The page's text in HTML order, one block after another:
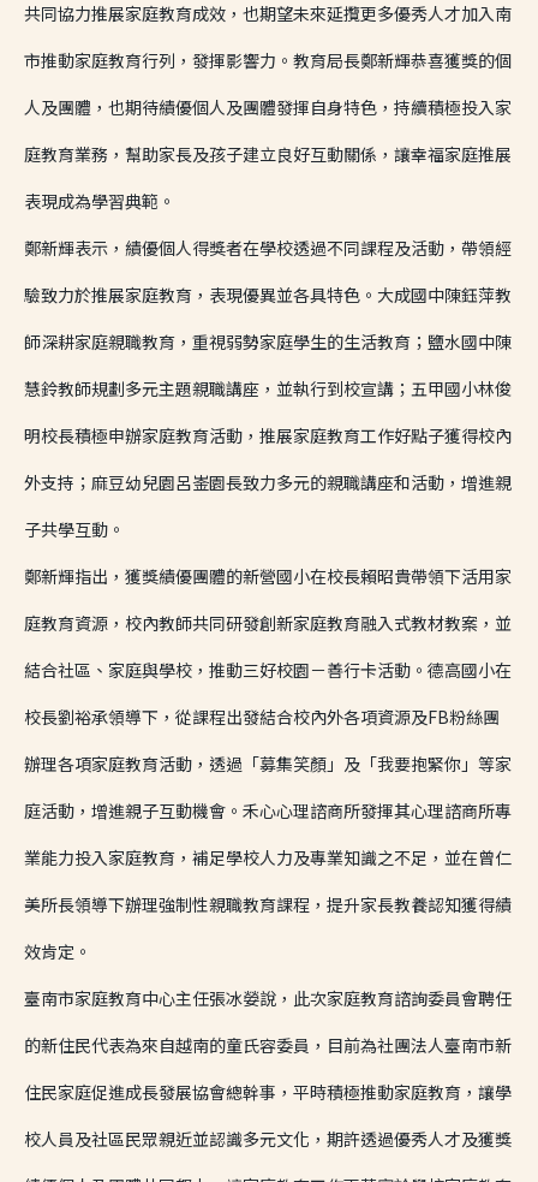
共同協力推展家庭教育成效，也期望未來延攬更多優秀人才加入南
市推動家庭教育行列，發揮影響力。教育局長鄭新輝恭喜獲獎的個
人及團體，也期待績優個人及團體發揮自身特色，持續積極投入家
庭教育業務，幫助家長及孩子建立良好互動關係，讓幸福家庭推展
表現成為學習典範。
鄭新輝表示，績優個人得獎者在學校透過不同課程及活動，帶領經
驗致力於推展家庭教育，表現優異並各具特色。大成國中陳鈺萍教
師深耕家庭親職教育，重視弱勢家庭學生的生活教育；鹽水國中陳
慧鈴教師規劃多元主題親職講座，並執行到校宣講；五甲國小林俊
明校長積極申辦家庭教育活動，推展家庭教育工作好點子獲得校內
外支持；麻豆幼兒園呂崟園長致力多元的親職講座和活動，增進親
子共學互動。
鄭新輝指出，獲獎績優團體的新營國小在校長賴昭貴帶領下活用家
庭教育資源，校內教師共同研發創新家庭教育融入式教材教案，並
結合社區、家庭與學校，推動三好校園－善行卡活動。德高國小在
校長劉裕承領導下，從課程出發結合校內外各項資源及FB粉絲團
辦理各項家庭教育活動，透過「募集笑顏」及「我要抱緊你」等家
庭活動，增進親子互動機會。禾心心理諮商所發揮其心理諮商所專
業能力投入家庭教育，補足學校人力及專業知識之不足，並在曾仁
美所長領導下辦理強制性親職教育課程，提升家長教養認知獲得績
效肯定。
臺南市家庭教育中心主任張冰嫈說，此次家庭教育諮詢委員會聘任
的新住民代表為來自越南的童氏容委員，目前為社團法人臺南市新
住民家庭促進成長發展協會總幹事，平時積極推動家庭教育，讓學
校人員及社區民眾親近並認識多元文化，期許透過優秀人才及獲獎